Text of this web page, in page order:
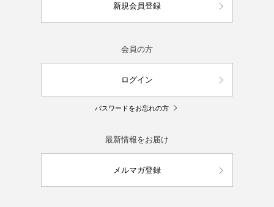
新規会員登録
会員の方
ログイン
パスワードをお忘れの方
最新情報をお届け
メルマガ登録